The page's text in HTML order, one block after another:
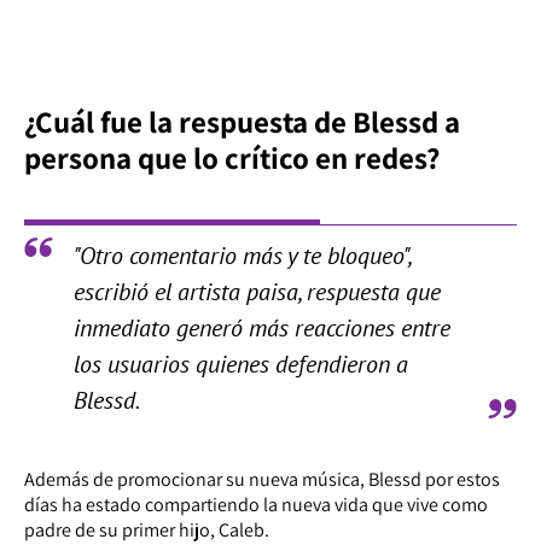
¿Cuál fue la respuesta de Blessd a
persona que lo crítico en redes?
"Otro comentario más y te bloqueo",
escribió el artista paisa, respuesta que
inmediato generó más reacciones entre
los usuarios quienes defendieron a
Blessd.
Además de promocionar su nueva música, Blessd por estos
días ha estado compartiendo la nueva vida que vive como
padre de su primer hijo, Caleb.